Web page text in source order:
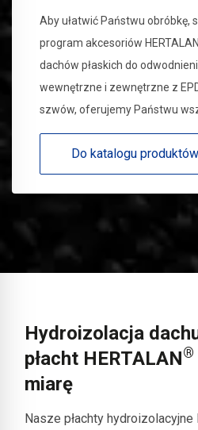
Aby ułatwić Państwu obróbkę,
program akcesoriów
dachów płaskich do
wewnętrzne i zewnętrzne z
szwów, oferujemy Państwu
Do katalogu
Hydroizolacja
płacht HERTALAN®
miarę
Nasze płachty hydroizolacyjne